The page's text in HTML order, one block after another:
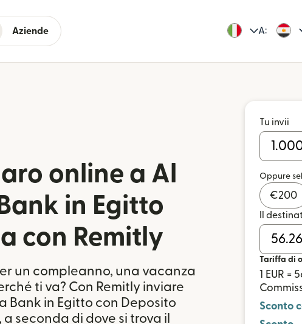
Aziende A:
online a Al
in Egitto
con Remitly
un compleanno, una vacanza
ti va? Con Remitly inviare
Bank in Egitto con Deposito
seconda di dove si trova il
Tu invii
Oppure
€200
Il
Tariffa di
1 EUR =
Sconto